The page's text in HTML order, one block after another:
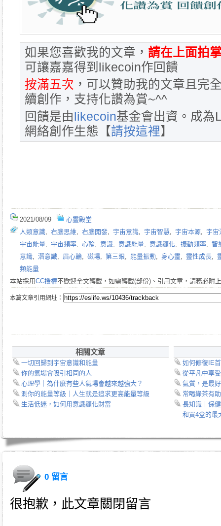
如果您喜歡我的文章， 請在上面拍
可讓嘉嘉得到likecoin作回饋
按滿五次 ，可以贊助我的文章且完
續創作，支持化讚為賞~^^
回饋是由 likecoin基金會出資。成為
網絡創作生態【請按這裡】
2021/08/09
心靈殿堂
人類意識, 右腦思維, 右腦開發, 宇宙意識, 宇宙智慧, 宇宙本源, 宇宙
宇宙能量, 宇宙頻率, 心輪, 意識, 意識能量, 意識顯化, 振動頻率, 智
意識, 潛意識, 眉心輪, 磁場, 第三眼, 能量振動, 身心靈, 靈性成長,
頻能量
本站採用CC授權不歡迎全文轉載，如需轉載(部份)、引用文章，請務必附
本篇文章引用網址：
相關文章
一切回歸到宇宙意識和能量
你的氣場會吸引相同的人
心理學｜為什麼有些人氣場會越來越強大？
測你的能量等級｜人生就是追求更高能量等級
生活低迷，如何用意識顯化財富
如何修復IE
從平凡中享
氣質，是最
常喝綠茶有
長知識｜保
和買4盒的最
0 留言
很抱歉，此文章關閉留言